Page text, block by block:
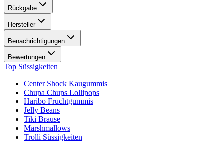
Rückgabe
Hersteller
Benachrichtigungen
Bewertungen
Top Süssigkeiten
Center Shock Kaugummis
Chupa Chups Lollipops
Haribo Fruchtgummis
Jelly Beans
Tiki Brause
Marshmallows
Trolli Süssigkeiten